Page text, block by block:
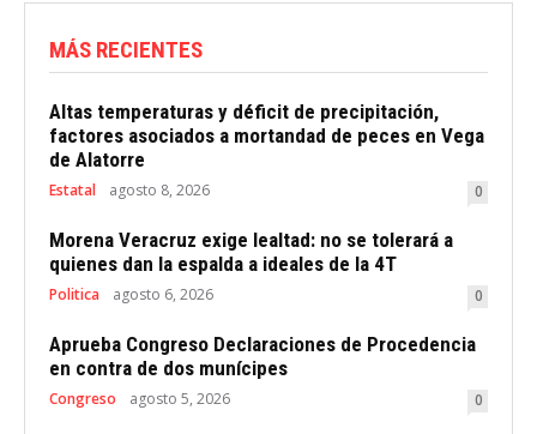
MÁS RECIENTES
Altas temperaturas y déficit de precipitación,
factores asociados a mortandad de peces en Vega
de Alatorre
Estatal agosto 8, 2026 0
Morena Veracruz exige lealtad: no se tolerará a
quienes dan la espalda a ideales de la 4T
Politica agosto 6, 2026 0
Aprueba Congreso Declaraciones de Procedencia
en contra de dos munícipes
Congreso agosto 5, 2026 0